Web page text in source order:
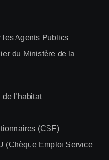
les Agents Publics
du Ministère de la
de l’habitat
(CSF)
(Chèque Emploi Service